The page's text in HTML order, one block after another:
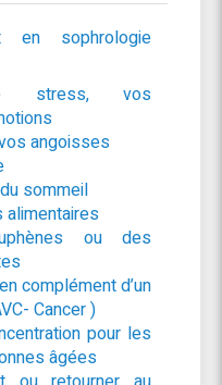
en sophrologie
stress, vos
angoisses
sommeil
ou des
complément d’un
Cancer )
pour les
âgées